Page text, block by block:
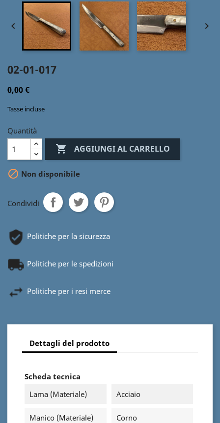
 
02-01-017
0,00 €
Tasse incluse
Quantità
 AGGIUNGI AL CARRELLO
 Non disponibile
Condividi
Politiche per la sicurezza
Politiche per le spedizioni
Politiche per i resi merce
Dettagli del prodotto
Scheda tecnica
Lama (materiale)
Acciaio
Manico (materiale) Corno